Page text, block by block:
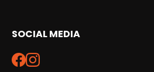
SOCIAL MEDIA